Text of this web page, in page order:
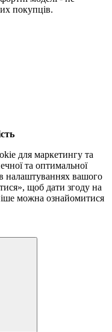
покупців.
для маркетингу та
та оптимальної
налаштуваннях вашого
щоб дати згоду на
можна ознайомитися